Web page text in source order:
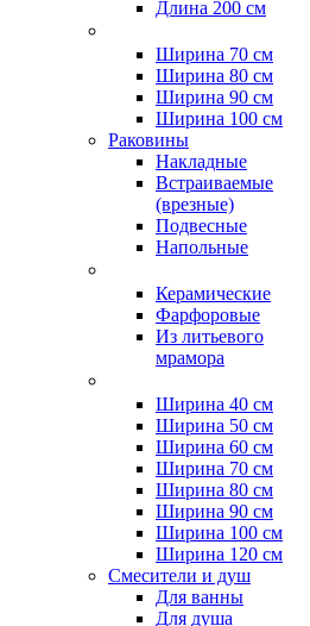
Длина 200 см
Ширина 70 см
Ширина 80 см
Ширина 90 см
Ширина 100 см
Раковины
Накладные
Встраиваемые
(врезные)
Подвесные
Напольные
Керамические
Фарфоровые
Из литьевого
мрамора
Ширина 40 см
Ширина 50 см
Ширина 60 см
Ширина 70 см
Ширина 80 см
Ширина 90 см
Ширина 100 см
Ширина 120 см
Смесители и душ
Для ванны
Для душа